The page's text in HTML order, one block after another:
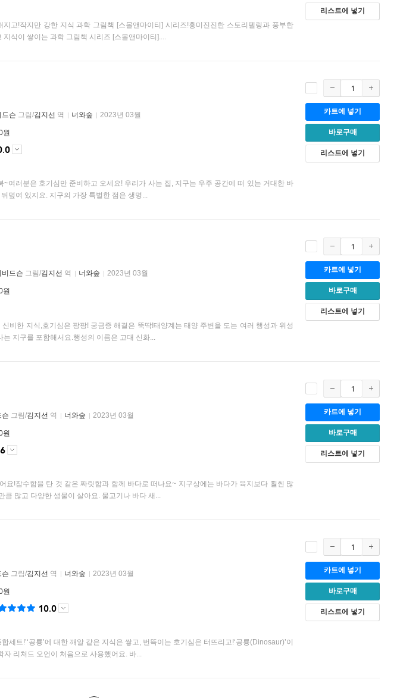
고!작지만 강한 지식 과학 그림책 [스몰앤마이티] 시리즈!흥미진진한 스토리텔링과 풍부한
식이 쌓이는 과학 그림책 시리즈 [스몰앤마이티]....
리스트에 넣기
드슨 그림/김지선 역 너와숲 2023년 03월
원
~여러분은 호기심만 준비하고 오세요! 우리가 사는 집, 지구는 우주 공간에 떠 있는 거대한 바
덮여 있지요. 지구의 가장 특별한 점은 생명...
카트에 넣기
바로구매
리스트에 넣기
비드슨 그림/김지선 역 너와숲 2023년 03월
원
비한 지식,호기심은 팡팡! 궁금증 해결은 뚝딱!태양계는 태양 주변을 도는 여러 행성과 위성
지구를 포함해서요.행성의 이름은 고대 신화...
카트에 넣기
바로구매
리스트에 넣기
슨 그림/김지선 역 너와숲 2023년 03월
원
요!잠수함을 탄 것 같은 짜릿함과 함께 바다로 떠나요~ 지구상에는 바다가 육지보다 훨씬 많
큼 많고 다양한 생물이 살아요. 물고기나 바다 새...
카트에 넣기
바로구매
리스트에 넣기
슨 그림/김지선 역 너와숲 2023년 03월
원
10.0
세트!’‘공룡’에 대한 깨알 같은 지식은 쌓고, 번뜩이는 호기심은 터뜨리고!‘공룡(Dinosaur)’이
리처드 오언이 처음으로 사용했어요. 바...
카트에 넣기
바로구매
리스트에 넣기